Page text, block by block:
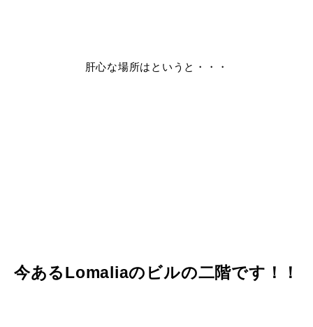
肝心な場所はというと・・・
今あるLomaliaのビルの二階です！！